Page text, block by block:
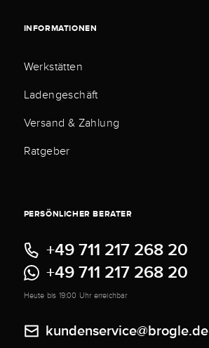
INFORMATIONEN
Werkstätten
Ladengeschäft
Versand & Zahlung
Ratgeber
PERSÖNLICHER BERATER
+49 711 217 268 20
+49 711 217 268 20
Heute bis 19:00 Uhr erreichbar
kundenservice@brogle.de